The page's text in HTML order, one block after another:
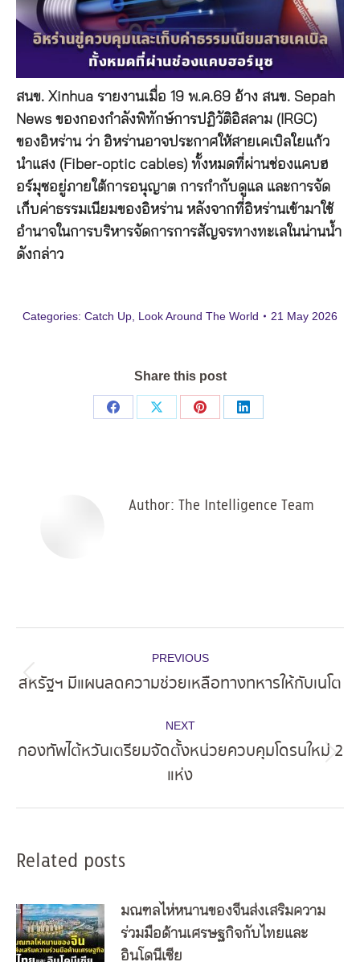
สนข. Xinhua รายงานเมื่อ 19 พ.ค.69 อ้าง สนข. Sepah
News ของกองกำลังพิทักษ์การปฏิวัติอิสลาม (IRGC)
ของอิหร่าน ว่า อิหร่านอาจประกาศให้สายเคเบิลใยแก้ว
นำแสง (Fiber-optic cables) ทั้งหมดที่ผ่านช่องแคบฮ
อร์มุซอยู่ภายใต้การอนุญาต การกำกับดูแล และการจัด
เก็บค่าธรรมเนียมของอิหร่าน หลังจากที่อิหร่านเข้ามาใช้
อำนาจในการบริหารจัดการการสัญจรทางทะเลในน่านน้ำ
ดังกล่าว
Categories: Catch Up Look Around The World 21 May 2026
Share this post
Share
Share
Share
Share
Author: The Intelligence Team
navigation
PREVIOUS
Previous
สหรัฐฯ มีแผนลดความช่วยเหลือทางทหารให้กับเนโต
NEXT
post:
กองทัพไต้หวันเตรียมจัดตั้งหน่วยควบคุมโดรนใหม่ 2
แห่ง
Related posts
มณฑลไห่หนานของจีนส่งเสริมความ
ร่วมมือด้านเศรษฐกิจกับไทยและ
อินโดนีเซีย